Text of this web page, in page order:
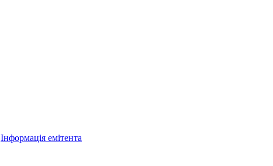
Інформація емітента